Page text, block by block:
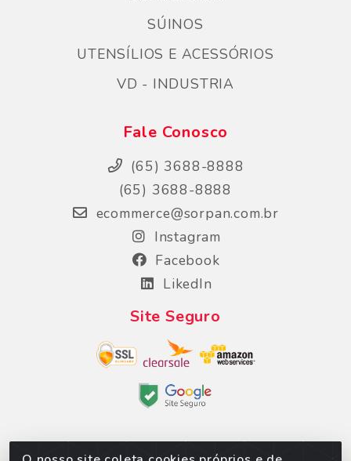
SÚINOS
UTENSÍLIOS E ACESSÓRIOS
VD - INDUSTRIA
Fale Conosco
(65) 3688-8888
(65) 3688-8888
ecommerce@sorpan.com.br
Instagram
Facebook
LikedIn
Site Seguro